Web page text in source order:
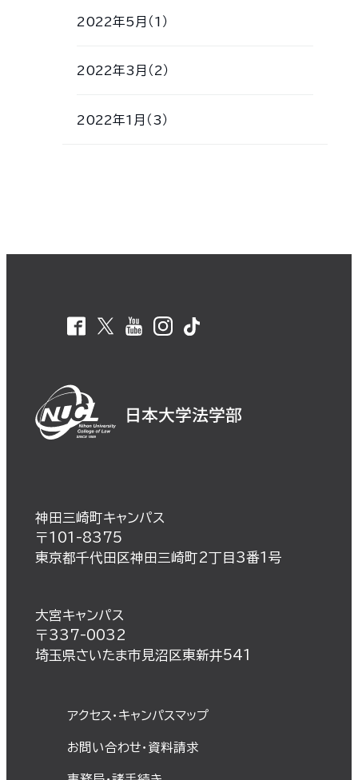
2022年5月（1）
2022年3月（2）
2022年1月（3）
神田三崎町キャンパス
〒101-8375
東京都千代田区神田三崎町2丁目3番1号
大宮キャンパス
〒337-0032
埼玉県さいたま市見沼区東新井541
アクセス・キャンパスマップ
お問い合わせ・資料請求